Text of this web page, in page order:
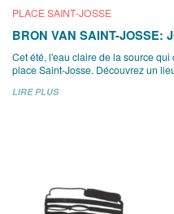
PLACE SAINT-JOSSE
BRON VAN SAINT-JOSSE:
Cet été, l'eau claire de la source
place Saint-Josse. Découvrez un
LIRE PLUS